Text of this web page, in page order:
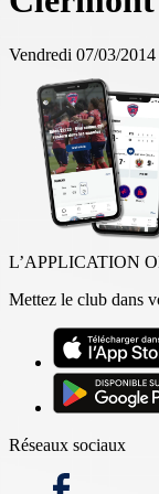
Vendredi 07/03/2014
L’APPLICATION
Mettez le club dans
Réseaux sociaux